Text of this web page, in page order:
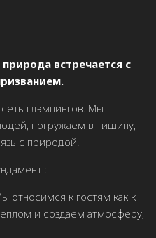
встречается с
глэмпингов. Мы
погружаем в тишину,
с природой.
:
относимся к гостям как к
и создаем атмосферу,